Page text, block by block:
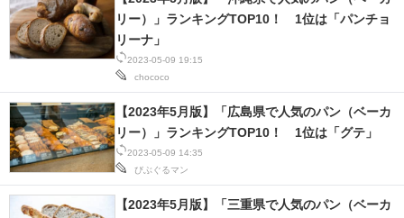
2023-05-09 19:15
chococo
リー）」ランキングTOP10！ 1位は「パンチョ
リーナ」
2023-05-09 14:35
びぶぐるマン
【2023年5月版】「広島県で人気のパン（ベーカ
リー）」ランキングTOP10！ 1位は「グテ」
【2023年5月版】「三重県で人気のパン（ベーカ